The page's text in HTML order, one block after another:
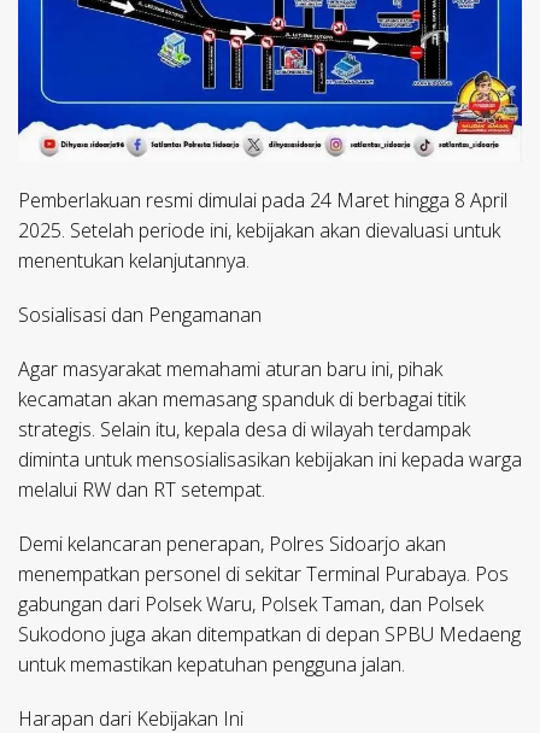
Pemberlakuan resmi dimulai pada 24 Maret hingga 8 April
2025. Setelah periode ini, kebijakan akan dievaluasi untuk
menentukan kelanjutannya.
Sosialisasi dan Pengamanan
Agar masyarakat memahami aturan baru ini, pihak
kecamatan akan memasang spanduk di berbagai titik
strategis. Selain itu, kepala desa di wilayah terdampak
diminta untuk mensosialisasikan kebijakan ini kepada warga
melalui RW dan RT setempat.
Demi kelancaran penerapan, Polres Sidoarjo akan
menempatkan personel di sekitar Terminal Purabaya. Pos
gabungan dari Polsek Waru, Polsek Taman, dan Polsek
Sukodono juga akan ditempatkan di depan SPBU Medaeng
untuk memastikan kepatuhan pengguna jalan.
Harapan dari Kebijakan Ini